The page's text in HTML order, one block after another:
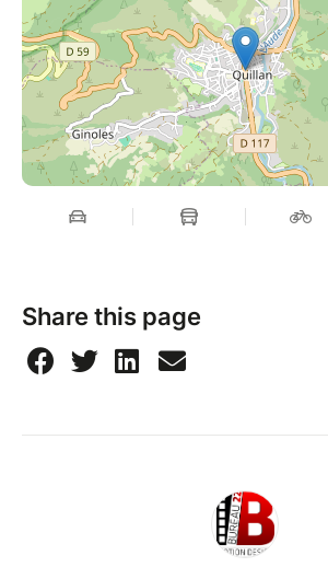
Share this page